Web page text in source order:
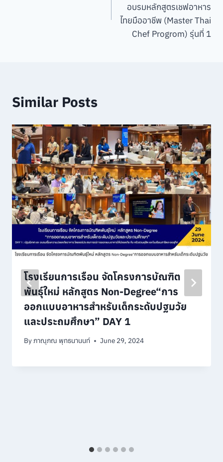
อบรมหลักสูตรเชฟอาหาร
ไทยมืออาชีพ (Master Thai
Chef Progrom) รุ่นที่ 1
Similar Posts
โรงเรียนการเรือน จัดโครงการบัณฑิต
พันธุ์ใหม่ หลักสูตร Non-Degree“การ
ออกแบบอาหารสำหรับเด็กระดับปฐมวัย
และประถมศึกษา” DAY 1
Byภาณุภณ พุทธนานนท์ June 29, 2024